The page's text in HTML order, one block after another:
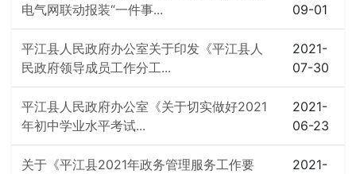
电气网联动报装“一件事...
09-01
平江县人民政府办公室关于印发《平江县人
民政府领导成员工作分工...
2021-
07-30
平江县人民政府办公室《关于切实做好2021
年初中学业水平考试...
2021-
06-23
关于《平江县2021年政务管理服务工作要
2021-